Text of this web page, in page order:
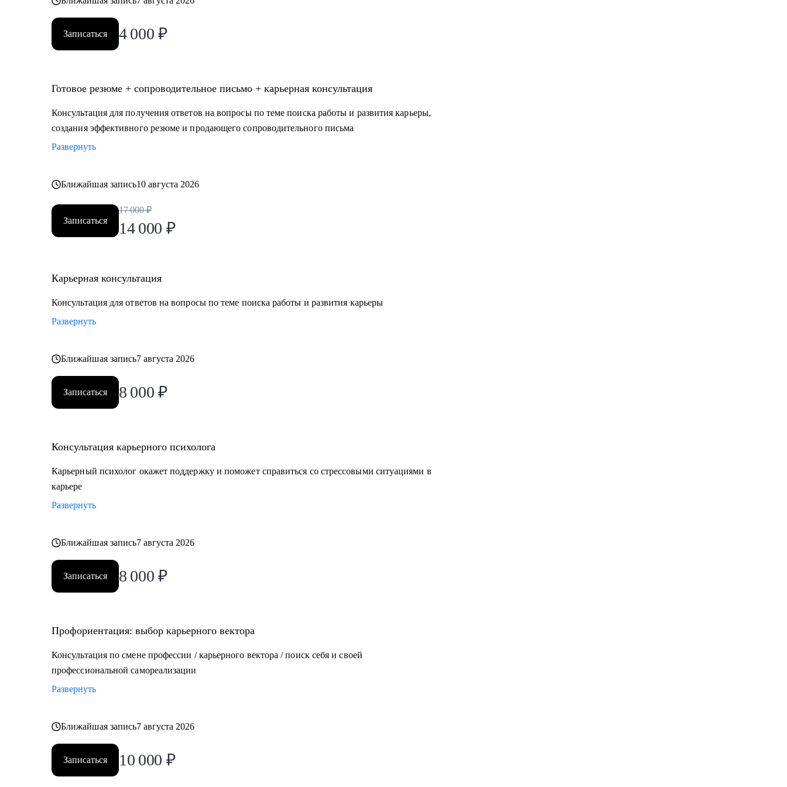
Записаться 4 000 ₽
Готовое резюме + сопроводительное письмо + карьерная консультация
Консультация для получения ответов на вопросы по теме поиска работы и развития карьеры,
создания эффективного резюме и продающего сопроводительного письма
Развернуть
Ближайшая запись10 августа 2026
Записаться
17 000 ₽
14 000 ₽
Карьерная консультация
Консультация для ответов на вопросы по теме поиска работы и развития карьеры
Развернуть
Ближайшая запись7 августа 2026
Записаться 8 000 ₽
Консультация карьерного психолога
Карьерный психолог окажет поддержку и поможет справиться со стрессовыми ситуациями в
карьере
Развернуть
Ближайшая запись7 августа 2026
Записаться 8 000 ₽
Профориентация: выбор карьерного вектора
Консультация по смене профессии / карьерного вектора / поиск себя и своей
профессиональной самореализации
Развернуть
Ближайшая запись7 августа 2026
Записаться 10 000 ₽